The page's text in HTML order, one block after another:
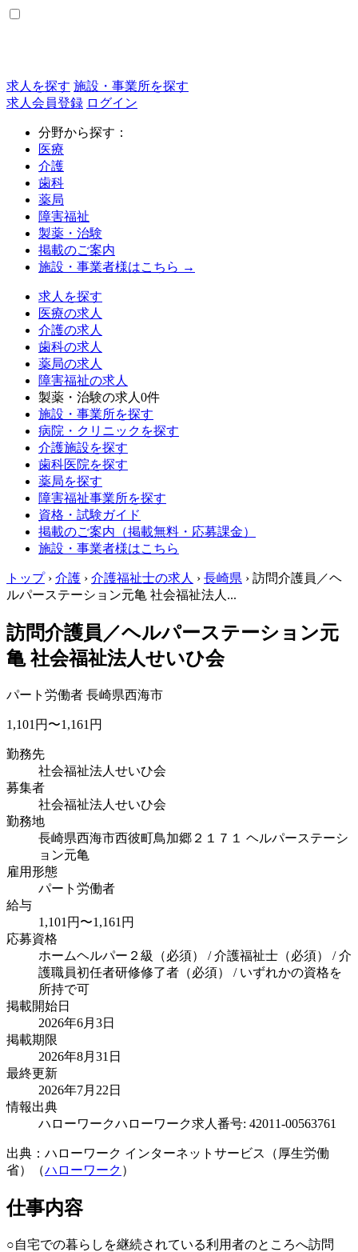
求人を探す 施設・事業所を探す
求人会員登録 ログイン
分野から探す：
医療
介護
歯科
薬局
障害福祉
製薬・治験
掲載のご案内
施設・事業者様はこちら →
求人を探す
医療の求人
介護の求人
歯科の求人
薬局の求人
障害福祉の求人
製薬・治験の求人 0件
施設・事業所を探す
病院・クリニックを探す
介護施設を探す
歯科医院を探す
薬局を探す
障害福祉事業所を探す
資格・試験ガイド
掲載のご案内（掲載無料・応募課金）
施設・事業者様はこちら
トップ › 介護 › 介護福祉士の求人 › 長崎県 › 訪問介護員／ヘ
ルパーステーション元亀 社会福祉法人...
訪問介護員／ヘルパーステーション元
亀 社会福祉法人せいひ会
パート労働者 長崎県西海市
1,101円〜1,161円
勤務先
社会福祉法人せいひ会
募集者
社会福祉法人せいひ会
勤務地
長崎県西海市西彼町鳥加郷２１７１ ヘルパーステーシ
ョン元亀
雇用形態
パート労働者
給与
1,101円〜1,161円
応募資格
ホームヘルパー２級（必須） / 介護福祉士（必須） / 介
護職員初任者研修修了者（必須） / いずれかの資格を
所持で可
掲載開始日
2026年6月3日
掲載期限
2026年8月31日
最終更新
2026年7月22日
情報出典
ハローワークハローワーク求人番号: 42011-00563761
出典：ハローワーク インターネットサービス（厚生労働
省）（ハローワーク ）
仕事内容
○自宅での暮らしを継続されている利用者のところへ訪問